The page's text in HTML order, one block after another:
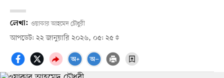
লেখা: ওয়াকার আহমেদ চৌধুরী
আপডেট: ২২ জানুয়ারি ২০২৬, ০৫: ২৫